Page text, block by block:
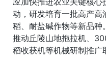
动，研发培育一批高产高
稻、耐盐碱作物等新品种
推动丘陵山地拖拉机、
稻收获机等机械研制推广